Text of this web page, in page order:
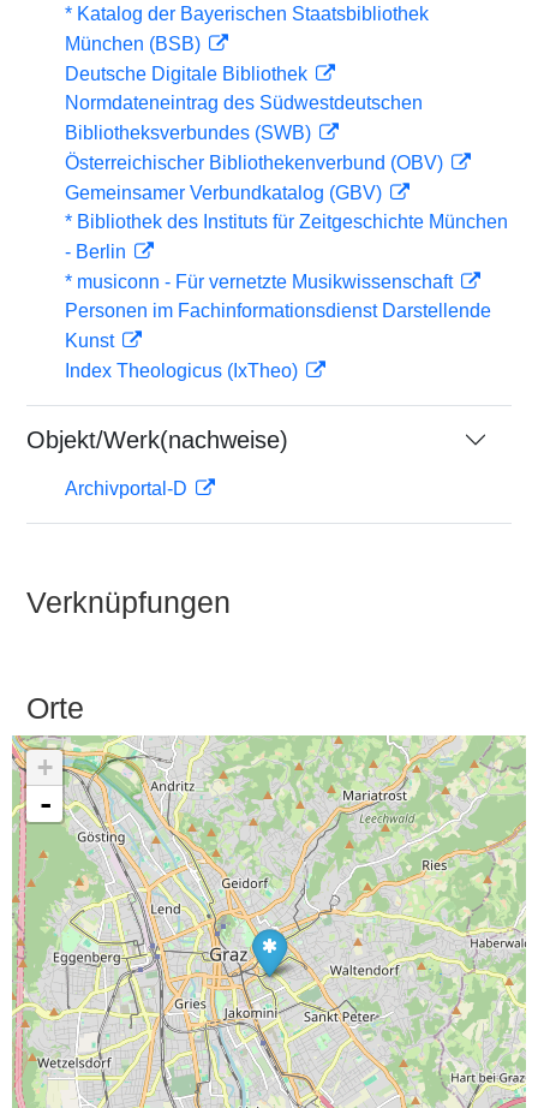
* Katalog der Bayerischen Staatsbibliothek
München (BSB)
Deutsche Digitale Bibliothek
Normdateneintrag des Südwestdeutschen
Bibliotheksverbundes (SWB)
Österreichischer Bibliothekenverbund (OBV)
Gemeinsamer Verbundkatalog (GBV)
* Bibliothek des Instituts für Zeitgeschichte München
- Berlin
* musiconn - Für vernetzte Musikwissenschaft
Personen im Fachinformationsdienst Darstellende
Kunst
Index Theologicus (IxTheo)
Objekt/Werk(nachweise)
Archivportal-D
Verknüpfungen
Orte
+
-